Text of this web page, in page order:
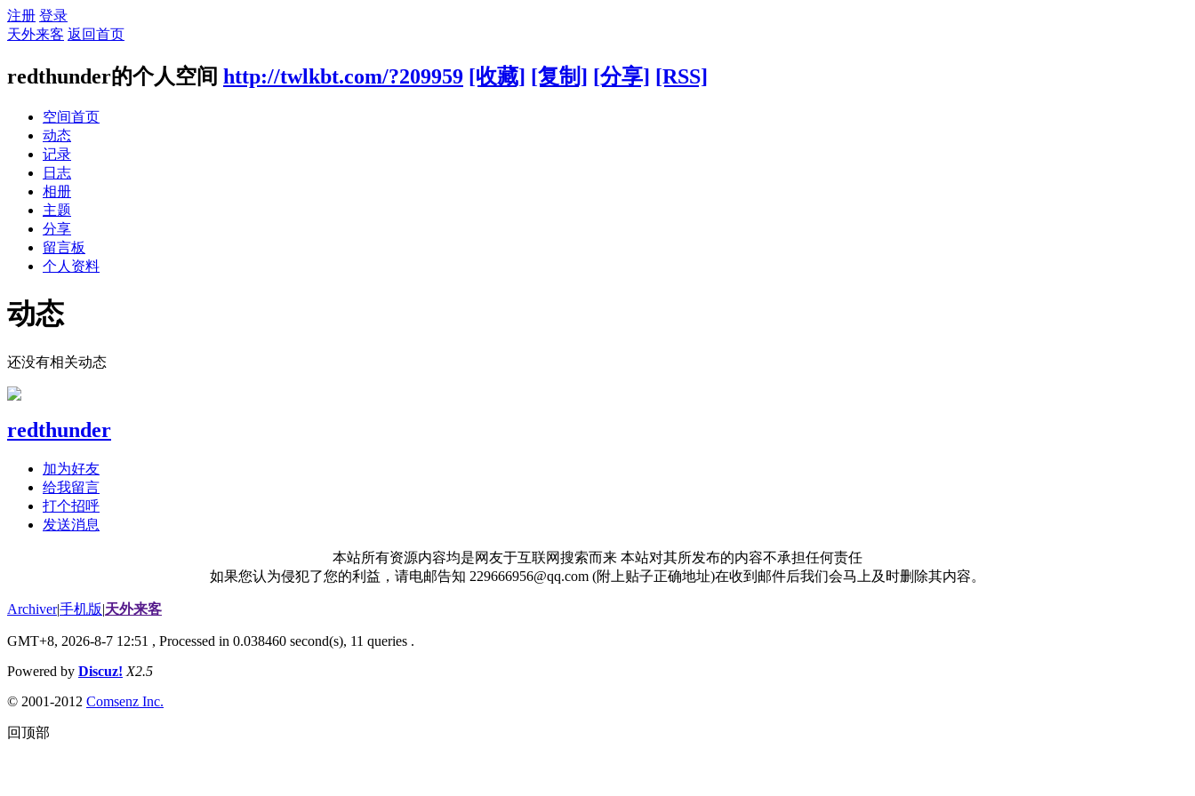
注册 登录
天外来客 返回首页
redthunder的个人空间 http://twlkbt.com/?209959 [收藏] [复制] [分享] [RSS]
空间首页
动态
记录
日志
相册
主题
分享
留言板
个人资料
动态
还没有相关动态
redthunder
加为好友
给我留言
打个招呼
发送消息
本站所有资源内容均是网友于互联网搜索而来 本站对其所发布的内容不承担任何责任
如果您认为侵犯了您的利益，请电邮告知 229666956@qq.com (附上贴子正确地址)在收到邮件后我们会马上及时删除其内容。
Archiver|手机版|天外来客
GMT+8, 2026-8-7 12:51 , Processed in 0.038460 second(s), 11 queries .
Powered by Discuz! X2.5
© 2001-2012 Comsenz Inc.
回顶部